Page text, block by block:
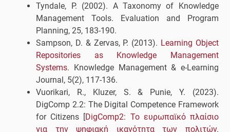
Tyndale, P. (2002). A Taxonomy of Knowledge
Management Tools. Evaluation and Program
Planning, 25, 183-190.
Sampson, D. & Zervas, P. (2013). Learning Object
Repositories as Knowledge Management
Systems. Knowledge Management & e-Learning
Journal, 5(2), 117-136.
Vuorikari, R., Kluzer, S. & Punie, Y. (2023).
DigComp 2.2: The Digital Competence Framework
for Citizens [DigComp2: Το ευρωπαϊκό πλαίσιο
για την ψηφιακή ικανότητα των
πολιτών.